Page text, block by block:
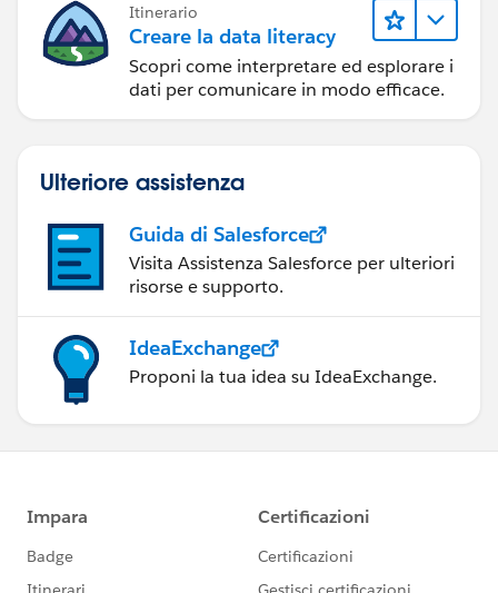
Itinerario
Creare la data literacy
Scopri come interpretare ed esplorare i
dati per comunicare in modo efficace.
Ulteriore assistenza
Guida di Salesforce
Visita Assistenza Salesforce per ulteriori
risorse e supporto.
IdeaExchange
Proponi la tua idea su IdeaExchange.